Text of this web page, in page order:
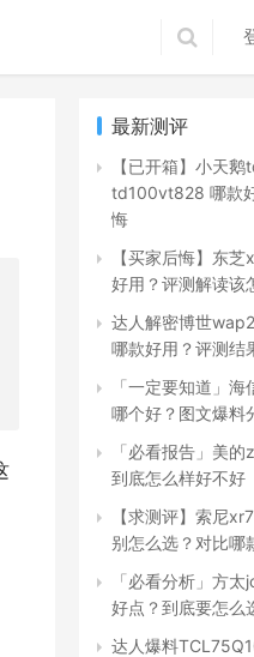
最新测评
【已开箱】小天
td100vt828 哪款
悔
【买家后悔】东
好用？评测解读该
达人解密博世
哪款好用？评测结
「一定要知道」
哪个好？图文爆料
「必看报告」美
到底怎么样好不好
【求测评】索尼
别怎么选？对比哪
「必看分析」方
好点？到底要怎么
达人爆料